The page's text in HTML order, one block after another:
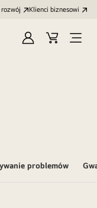
Klienci biznesowi
ZalogujKoszyk
problemów